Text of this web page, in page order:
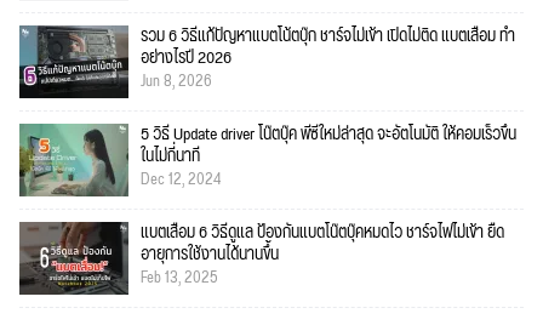
รวม 6 วิธีแก้ปัญหาแบตโน้ตบุ๊ก ชาร์จไม่เข้า เปิดไม่ติด แบตเสื่อม ทำ
อย่างไรปี 2026
Jun 8, 2026
5 วิธี Update driver โน๊ตบุ๊ค พีซีใหม่ล่าสุด จะอัตโนมัติ ให้คอมเร็วขึ้น
ในไม่กี่นาที
Dec 12, 2024
แบตเสื่อม 6 วิธีดูแล ป้องกันแบตโน๊ตบุ๊คหมดไว ชาร์จไฟไม่เข้า ยืด
อายุการใช้งานได้นานขึ้น
Feb 13, 2025